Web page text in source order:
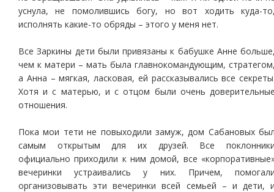
уснула, не помолившись богу, но вот ходить куда-
исполнять какие-то обряды – этого у меня нет.
Все Заркины дети были привязаны к бабушке Анне
чем к матери – мать была главнокомандующим,
а Анна – мягкая, ласковая, ей рассказывались все
Хотя и с матерью, и с отцом были очень
отношения.
Пока мои тети не повыходили замуж, дом Сабановых
самым открытым для их друзей. Все
официально приходили к ним домой, все
вечеринки устраивались у них. Причем,
организовывать эти вечеринки всей семьей – и дети,